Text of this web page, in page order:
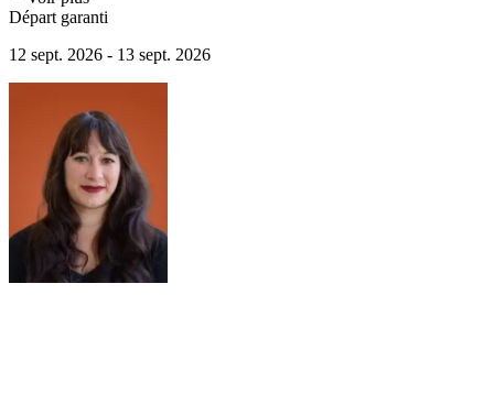
incontournable que nous vous proposons de découvrir en sa
Départ garanti
12 sept. 2026 - 13 sept. 2026